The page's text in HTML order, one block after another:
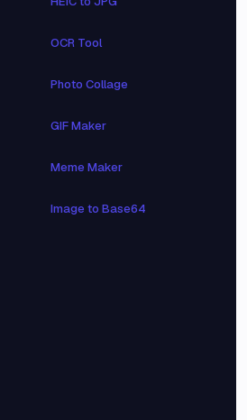
OCR Tool
Photo Collage
GIF Maker
Meme Maker
Image to Base64